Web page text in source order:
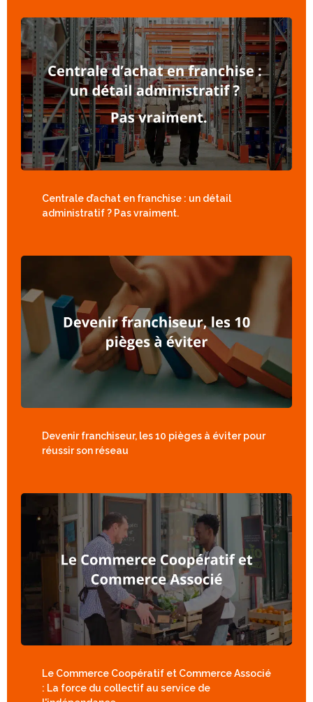
Centrale d’achat en franchise : un détail
administratif ? Pas vraiment.
Devenir franchiseur, les 10 pièges à éviter pour
réussir son réseau
Le Commerce Coopératif et Commerce Associé
: La force du collectif au service de